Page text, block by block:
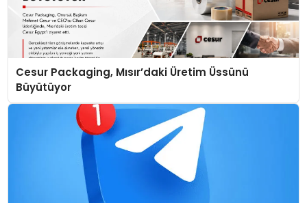
Cesur Packaging, Mısır’daki Üretim Üssünü
Büyütüyor